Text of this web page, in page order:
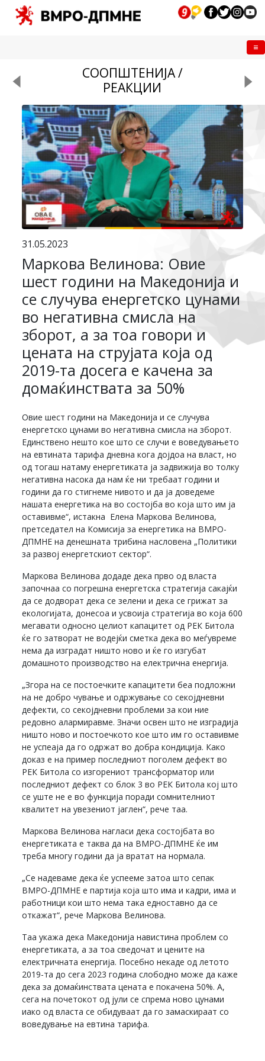
СООПШТЕНИЈА /
РЕАКЦИИ
31.05.2023
Маркова Велинова: Овие
шест години на Македонија и
се случува енергетско цунами
во негативна смисла на
зборот, а за тоа говори и
цената на струјата која од
2019-та досега е качена за
домаќинствата за 50%
Овие шест години на Македонија и се случува
енергетско цунами во негативна смисла на зборот.
Единствено нешто кое што се случи е воведувањето
на евтината тарифа дневна кога дојдоа на власт, но
од тогаш натаму енергетиката ја задвижија во толку
негативна насока да нам ќе ни требаат години и
години да го стигнеме нивото и да ја доведеме
нашата енергетика на во состојба во која што им ја
оставивме“, истакна Елена Маркова Велинова,
претседател на Комисија за енергетика на ВМРО-
ДПМНЕ на денешната трибина насловена „Политики
за развој енергетскиот сектор“.
Маркова Велинова додаде дека прво од власта
започнаа со погрешна енергетска стратегија сакајќи
да се додворат дека се зелени и дека се грижат за
екологијата, донесоа и усвоија стратегија во која 600
мегавати односно целиот капацитет од РЕК Битола
ќе го затворат не водејќи сметка дека во меѓувреме
нема да изградат ништо ново и ќе го изгубат
домашното производство на електрична енергија.
„Згора на се постоечките капацитети беа подложни
на не добро чување и одржување со секојдневни
дефекти, со секојдневни проблеми за кои ние
редовно алармиравме. Значи освен што не изградија
ништо ново и постоечкото кое што им го оставивме
не успеаја да го одржат во добра кондиција. Како
доказ е на пример последниот поголем дефект во
РЕК Битола со изгорениот трансформатор или
последниот дефект со блок 3 во РЕК Битола кој што
се уште не е во функција поради сомнителниот
квалитет на увезениот јаглен“, рече таа.
Маркова Велинова нагласи дека состојбата во
енергетиката е таква да на ВМРО-ДПМНЕ ќе им
треба многу години да ја вратат на нормала.
„Се надеваме дека ќе успееме затоа што сепак
ВМРО-ДПМНЕ е партија која што има и кадри, има и
работници кои што нема така едноставно да се
откажат“, рече Маркова Велинова.
Таа укажа дека Македонија навистина проблем со
енергетиката, а за тоа сведочат и цените на
електричната енергија. Посебно некаде од летото
2019-та до сега 2023 година слободно може да каже
дека за домаќинствата цената е покачена 50%. А,
сега на почетокот од јули се спрема ново цунами
иако од власта се обидуваат да го замаскираат со
воведување на евтина тарифа.